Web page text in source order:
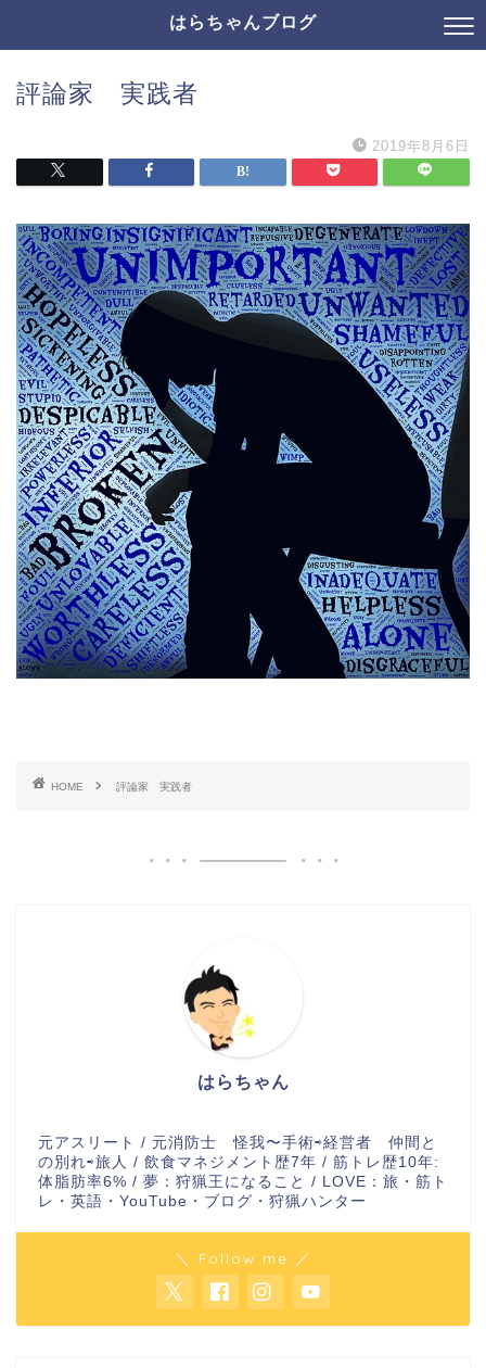
はらちゃんブログ
評論家 実践者
2019年8月6日
HOME 評論家 実践者
はらちゃん
元アスリート / 元消防士 怪我〜手術⇨経営者 仲間と
の別れ⇨旅人 / 飲食マネジメント歴7年 / 筋トレ歴10年:
体脂肪率6% / 夢：狩猟王になること / LOVE：旅・筋ト
レ・英語・YouTube・ブログ・狩猟ハンター
＼ Follow me ／